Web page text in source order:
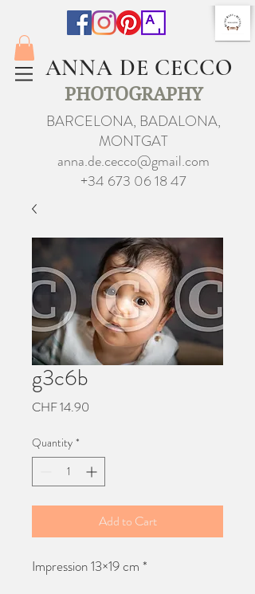
ANNA DE CECCO
PHOTOGRAPHY
BARCELONA, BADALONA,
MONTGAT
anna.de.cecco@gmail.com
+34 673 06 18 47
g3c6b
CHF 14.90
Quantity *
Add to Cart
Impression 13×19 cm *